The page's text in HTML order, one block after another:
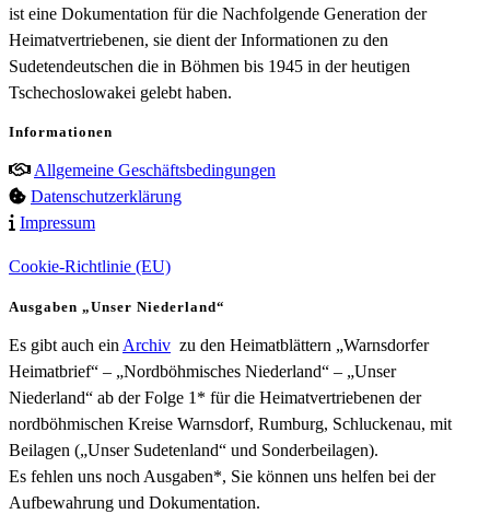
ist eine Dokumentation für die Nachfolgende Generation der
Heimatvertriebenen, sie dient der Informationen zu den
Sudetendeutschen die in Böhmen bis 1945 in der heutigen
Tschechoslowakei gelebt haben.
Informationen
Allgemeine Geschäftsbedingungen
Datenschutzerklärung
Impressum
Cookie-Richtlinie (EU)
Ausgaben „Unser Niederland“
Es gibt auch ein Archiv zu den Heimatblättern „Warnsdorfer
Heimatbrief“ – „Nordböhmisches Niederland“ – „Unser
Niederland“ ab der Folge 1* für die Heimatvertriebenen der
nordböhmischen Kreise Warnsdorf, Rumburg, Schluckenau, mit
Beilagen („Unser Sudetenland“ und Sonderbeilagen).
Es fehlen uns noch Ausgaben*, Sie können uns helfen bei der
Aufbewahrung und Dokumentation.